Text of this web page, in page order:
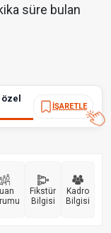
süre bulan
İŞARETLE
Fikstür
Bilgisi
Kadro
Bilgisi